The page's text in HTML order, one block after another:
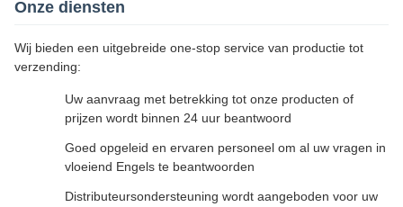
Onze diensten
Wij bieden een uitgebreide one-stop service van productie tot
verzending:
Uw aanvraag met betrekking tot onze producten of
prijzen wordt binnen 24 uur beantwoord
Goed opgeleid en ervaren personeel om al uw vragen in
vloeiend Engels te beantwoorden
Distributeursondersteuning wordt aangeboden voor uw